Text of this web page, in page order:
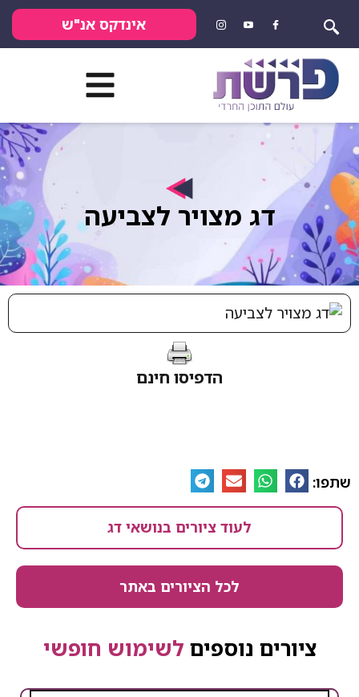
אינדקס אנ"ש
דג מצויר לצביעה
הדפיסו חינם
לעוד ציורים בנושאי דג
לכל הציורים באתר
נוספים לשימוש חופשי